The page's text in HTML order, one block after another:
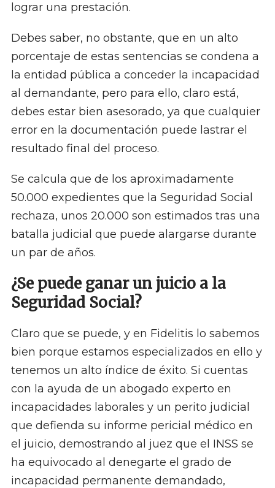
lograr una prestación.
Debes saber, no obstante, que en un alto
porcentaje de estas sentencias se condena a
la entidad pública a conceder la incapacidad
al demandante, pero para ello, claro está,
debes estar bien asesorado, ya que cualquier
error en la documentación puede lastrar el
resultado final del proceso.
Se calcula que de los aproximadamente
50.000 expedientes que la Seguridad Social
rechaza, unos 20.000 son estimados tras una
batalla judicial que puede alargarse durante
un par de años.
¿Se puede ganar un juicio a la
Seguridad Social?
Claro que se puede, y en Fidelitis lo sabemos
bien porque estamos especializados en ello y
tenemos un alto índice de éxito. Si cuentas
con la ayuda de un abogado experto en
incapacidades laborales y un perito judicial
que defienda su informe pericial médico en
el juicio, demostrando al juez que el INSS se
ha equivocado al denegarte el grado de
incapacidad permanente demandado,